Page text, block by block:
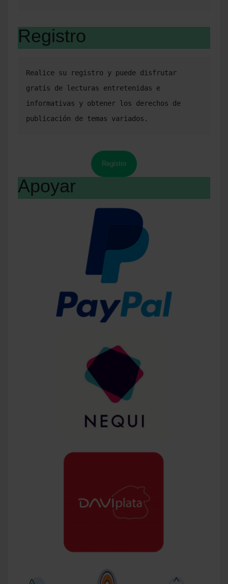
Registro
Realice su registro y puede disfrutar
gratis de lecturas entretenidas e
informativas y obtener los derechos de
Registro
Apoyar